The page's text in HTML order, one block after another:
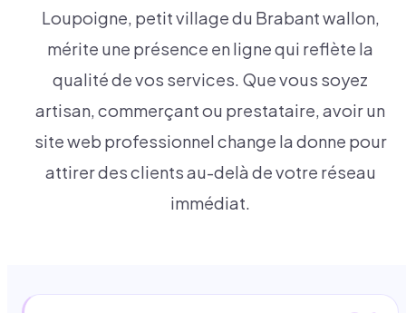
Loupoigne, petit village du Brabant wallon,
mérite une présence en ligne qui reflète la
qualité de vos services. Que vous soyez
artisan, commerçant ou prestataire, avoir un
site web professionnel change la donne pour
attirer des clients au-delà de votre réseau
immédiat.